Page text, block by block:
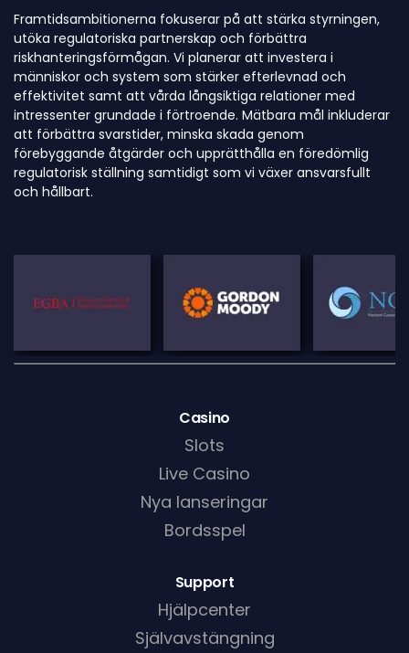
Framtidsambitionerna fokuserar på att stärka styrningen,
utöka regulatoriska partnerskap och förbättra
riskhanteringsförmågan. Vi planerar att investera i
människor och system som stärker efterlevnad och
effektivitet samt att vårda långsiktiga relationer med
intressenter grundade i förtroende. Mätbara mål inkluderar
att förbättra svarstider, minska skada genom
förebyggande åtgärder och upprätthålla en föredömlig
regulatorisk ställning samtidigt som vi växer ansvarsfullt
och hållbart.
Casino
Slots
Live Casino
Nya lanseringar
Bordsspel
Support
Hjälpcenter
Självavstängning